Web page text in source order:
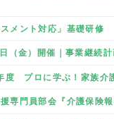
メント対応」基礎研修
金）開催｜事業継続計
プロに学ぶ！家族介
門員部会『介護保険